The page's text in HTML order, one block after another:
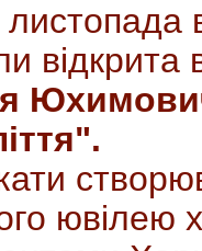
відкрита
ювілею